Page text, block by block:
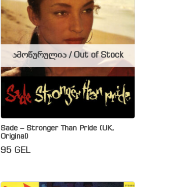
Sade – Stronger Than Pride (UK,
Original)
95 GEL
ამოწურულია / Out of Stock